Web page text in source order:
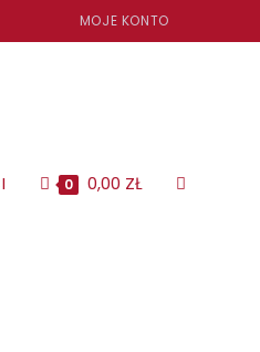
MOJE KONTO
0 0,00 ZŁ TOGGLE